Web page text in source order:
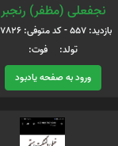
نجفعلی (مظفر) رنجبر
بازدید: 557 - کد متوفی: 27826
تولد: فوت:
ورود به صفحه یادبود